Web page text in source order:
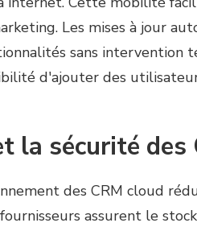
Les mises à jour
sans intervention
d'ajouter des
la sécurité des
des CRM cloud
assurent le